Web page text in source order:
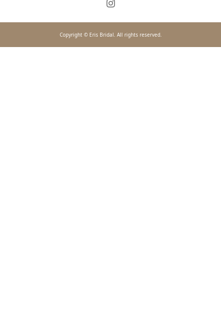
Copyright © Eris Bridal. All rights reserved.